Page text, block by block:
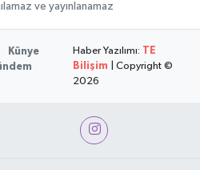
ve yayınlanamaz
Künye
Haber Yazılımı: TE
Bilişim | Copyright ©
2026